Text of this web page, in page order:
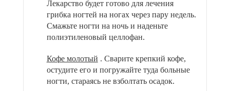
Лекарство будет готово для лечения
грибка ногтей на ногах через пару недель.
Смажьте ногти на ночь и наденьте
полиэтиленовый целлофан.
Кофе молотый . Сварите крепкий кофе,
остудите его и погружайте туда больные
ногти, стараясь не взболтать осадок.